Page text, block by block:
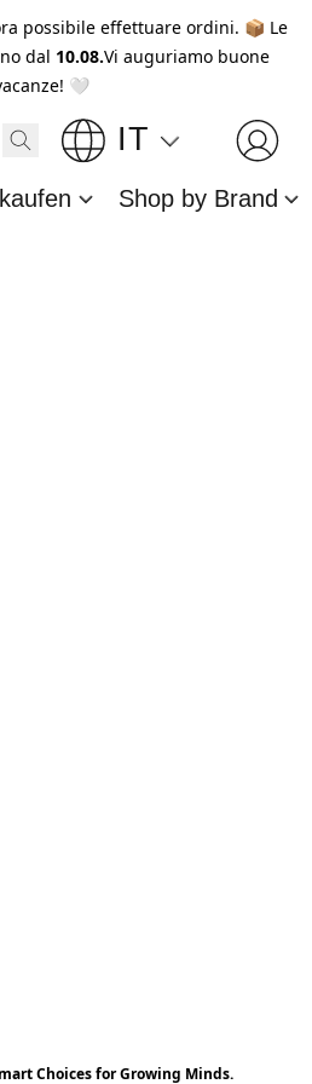
possibile effettuare ordini. 📦 Le
dal 10.08.Vi auguriamo buone
🤍
IT
Shop by Brand
Choices for Growing Minds.